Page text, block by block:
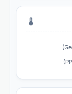
thermostat